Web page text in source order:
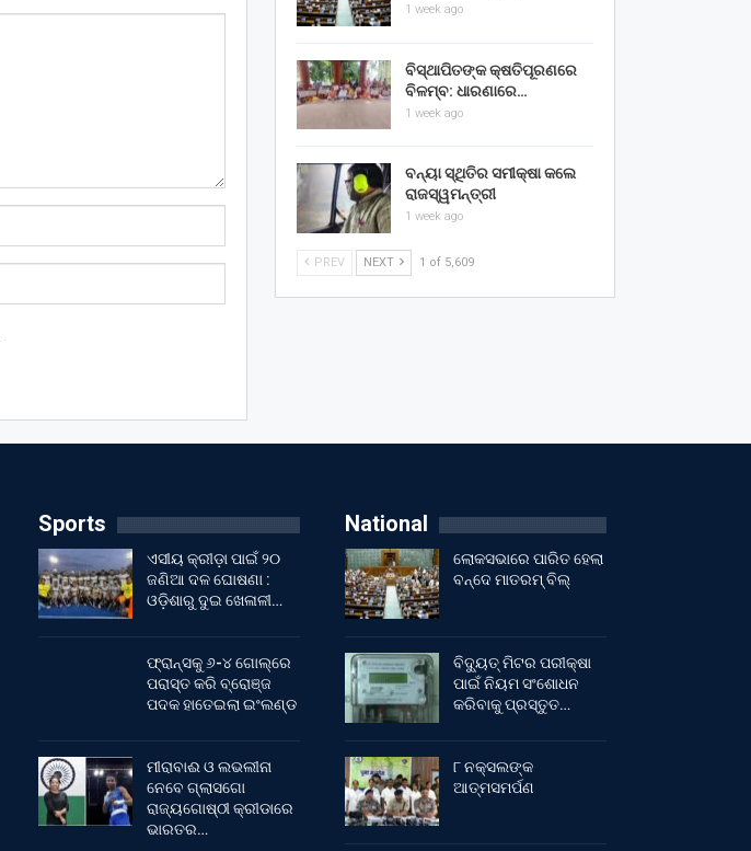
1 week ago
ବିସ୍ଥାପିତଙ୍କ କ୍ଷତିପୂରଣରେ
ବିଳମ୍ବ: ଧାରଣାରେ…
1 week ago
ବନ୍ୟା ସ୍ଥିତିର ସମୀକ୍ଷା କଲେ
ରାଜସ୍ୱମନ୍ତ୍ରୀ
1 week ago
PREV NEXT 1 of 5,609
Sports
ଏସୀୟ କ୍ରୀଡ଼ା ପାଇଁ ୨୦
ଜଣିଆ ଦଳ ଘୋଷଣା :
ଓଡ଼ିଶାରୁ ଦୁଇ ଖେଳାଳୀ…
ଫ୍ରାନ୍ସକୁ ୬-୪ ଗୋଲ୍‌ରେ
ପରାସ୍ତ କରି ବ୍ରୋଞ୍ଜ
ପଦକ ହାତେଇଲା ଇଂଲଣ୍ଡ
ମୀରାବାଈ ଓ ଲଭଲୀନା
ନେବେ ଗ୍ଲାସଗୋ
ରାଜ୍ୟଗୋଷ୍ଠୀ କ୍ରୀଡାରେ
ଭାରତର…
National
ଲୋକସଭାରେ ପାରିତ ହେଲା
ବନ୍ଦେ ମାତରମ୍‌ ବିଲ୍‌
ବିଦ୍ୟୁତ୍ ମିଟର ପରୀକ୍ଷା
ପାଇଁ ନିୟମ ସଂଶୋଧନ
କରିବାକୁ ପ୍ରସ୍ତୁତ…
୮ ନକ୍ସଲଙ୍କ
ଆତ୍ମସମର୍ପଣ